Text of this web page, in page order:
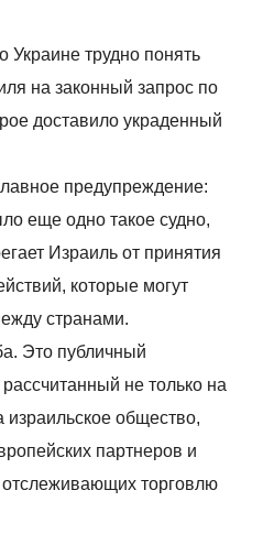
Украине трудно понять
на законный запрос по
доставило украденный
предупреждение:
еще одно такое судно,
Израиль от принятия
которые могут
странами.
Это публичный
не только на
общество,
партнеров и
торговлю